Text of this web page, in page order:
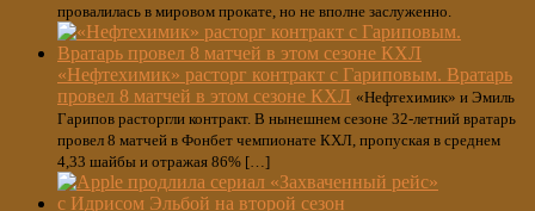
провалилась в мировом прокате, но не вполне заслуженно.
«Нефтехимик» расторг контракт с Гариповым. Вратарь
провел 8 матчей в этом сезоне КХЛ «Нефтехимик» и Эмиль
Гарипов расторгли контракт. В нынешнем сезоне 32-летний вратарь
провел 8 матчей в Фонбет чемпионате КХЛ, пропуская в среднем
4,33 шайбы и отражая 86% […]